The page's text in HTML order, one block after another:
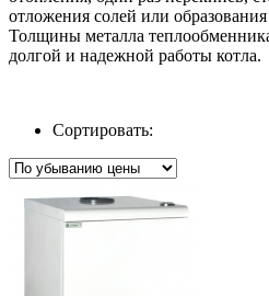
отложения солей или
Толщины металла
долгой и надежной работы котла.
Сортировать: